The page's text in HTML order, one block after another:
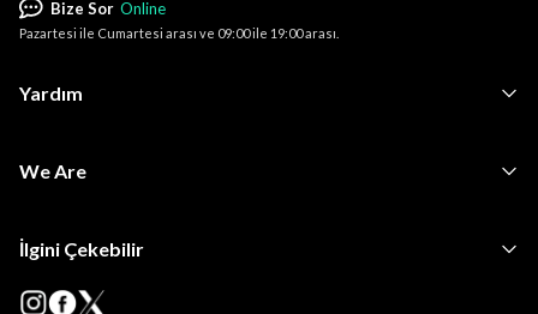
Yardım
We Are
İlgini Çekebilir
Bize Sor Online
Pazartesi ile Cumartesi arası ve 09:00 ile 19:00 arası.